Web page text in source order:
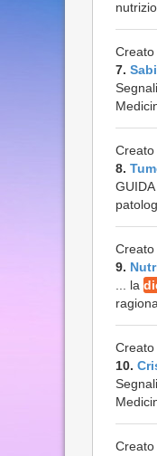
7.
8.
9.
... la
10.